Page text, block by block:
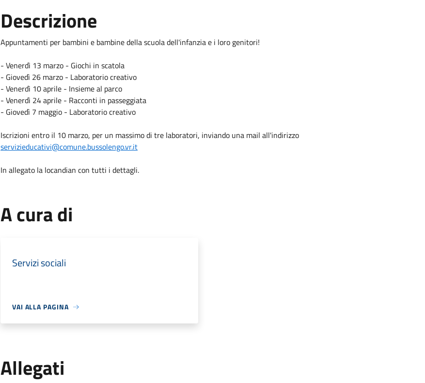
Descrizione
Appuntamenti per bambini e bambine della scuola dell'infanzia e i loro genitori!
- Venerdì 13 marzo - Giochi in scatola
- Giovedì 26 marzo - Laboratorio creativo
- Venerdì 10 aprile - Insieme al parco
- Venerdì 24 aprile - Racconti in passeggiata
- Giovedì 7 maggio - Laboratorio creativo
Iscrizioni entro il 10 marzo, per un massimo di tre laboratori, inviando una mail all'indirizzo
servizieducativi@comune.bussolengo.vr.it
In allegato la locandian con tutti i dettagli.
A cura di
Servizi sociali
VAI ALLA PAGINA
Allegati